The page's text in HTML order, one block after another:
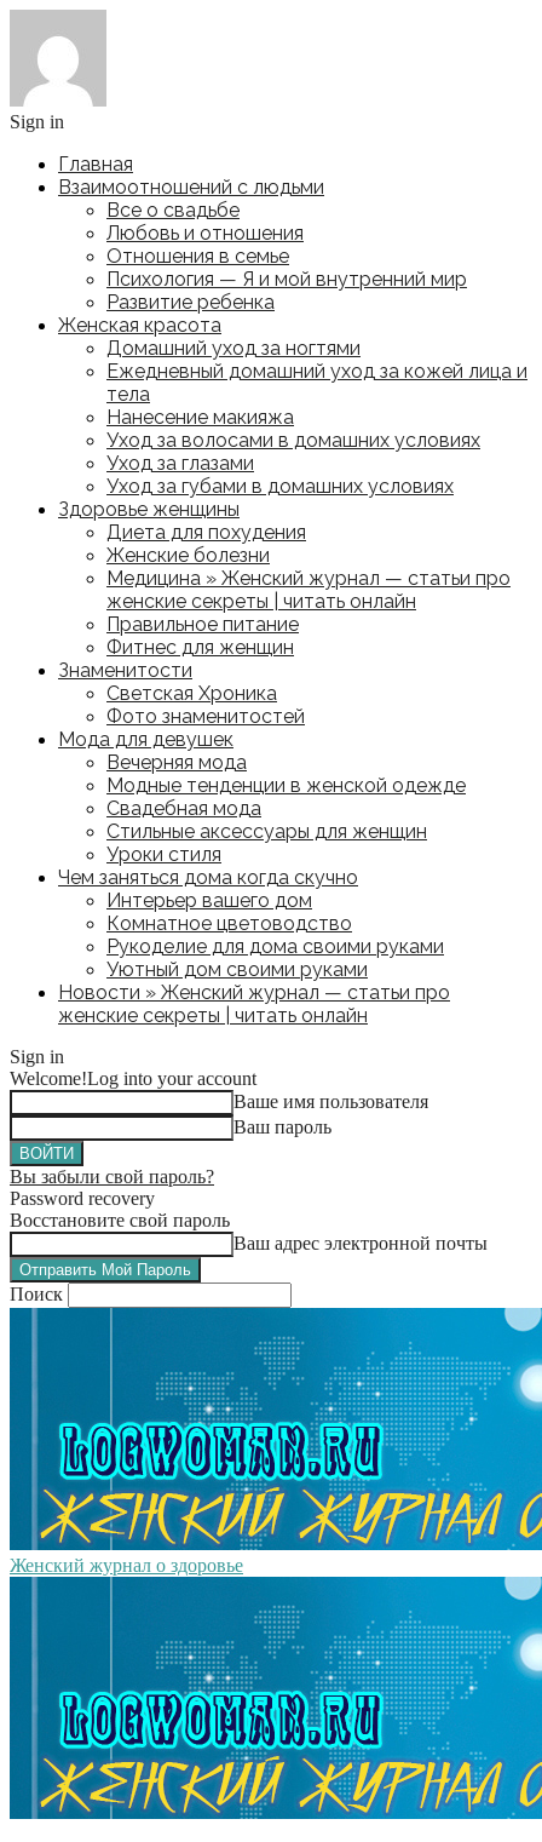
Sign in
Главная
Взаимоотношений с людьми
Все о свадьбе
Любовь и отношения
Отношения в семье
Психология — Я и мой внутренний мир
Развитие ребенка
Женская красота
Домашний уход за ногтями
Ежедневный домашний уход за кожей лица и
тела
Нанесение макияжа
Уход за волосами в домашних условиях
Уход за глазами
Уход за губами в домашних условиях
Здоровье женщины
Диета для похудения
Женские болезни
Медицина » Женский журнал — статьи про
женские секреты | читать онлайн
Правильное питание
Фитнес для женщин
Знаменитости
Светская Хроника
Фото знаменитостей
Мода для девушек
Вечерняя мода
Модные тенденции в женской одежде
Свадебная мода
Стильные аксессуары для женщин
Уроки стиля
Чем заняться дома когда скучно
Интерьер вашего дом
Комнатное цветоводство
Рукоделие для дома своими руками
Уютный дом своими руками
Новости » Женский журнал — статьи про
женские секреты | читать онлайн
Sign in
Welcome!Log into your account
Ваше имя пользователя
Ваш пароль
Вы забыли свой пароль?
Password recovery
Восстановите свой пароль
Ваш адрес электронной почты
Поиск
Женский журнал о здоровье